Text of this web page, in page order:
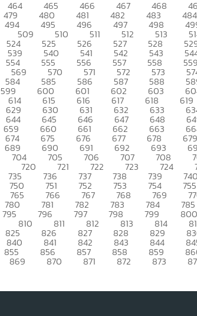
464 465 466 467 468
479 480 481 482 483 484
494 495 496 497 498
509 510 511 512 513
524 525 526 527 528
539 540 541 542 543
554 555 556 557 558 559
569 570 571 572 573
584 585 586 587 588
599 600 601 602 603
614 615 616 617 618 619
629 630 631 632 633
644 645 646 647 648
659 660 661 662 663
674 675 676 677 678 679
689 690 691 692 693
704 705 706 707 708
720 721 722 723 724
735 736 737 738 739 740
750 751 752 753 754 755
765 766 767 768 769
780 781 782 783 784 785
795 796 797 798 799 800
810 811 812 813 814
825 826 827 828 829
840 841 842 843 844
855 856 857 858 859
869 870 871 872 873